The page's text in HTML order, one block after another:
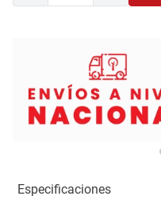
Especificaciones